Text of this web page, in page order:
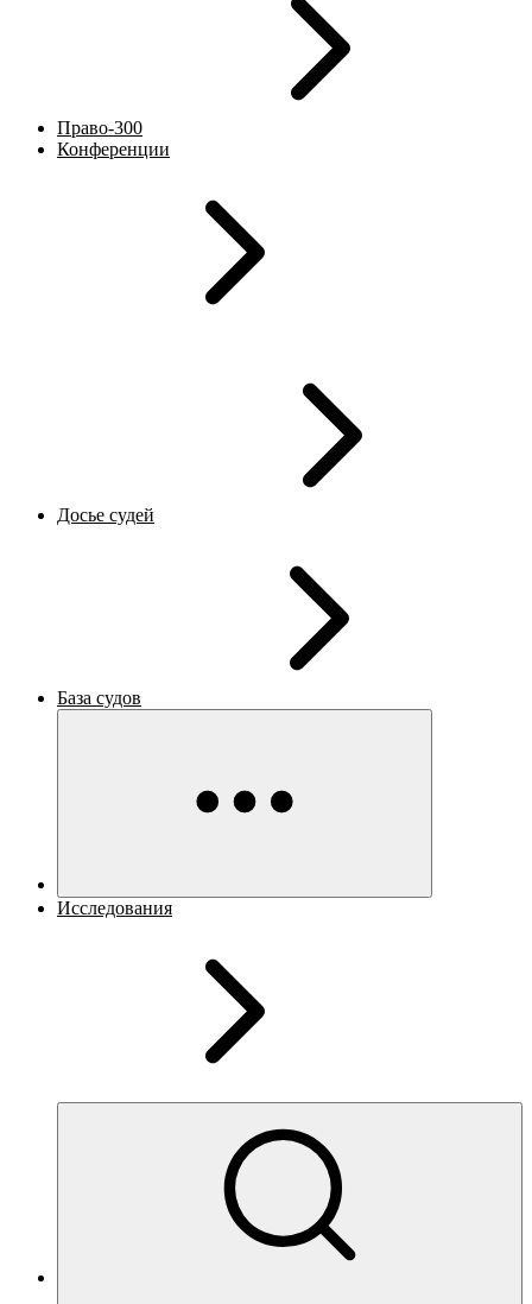
Право-300
Конференции
Досье судей
База судов
Исследования